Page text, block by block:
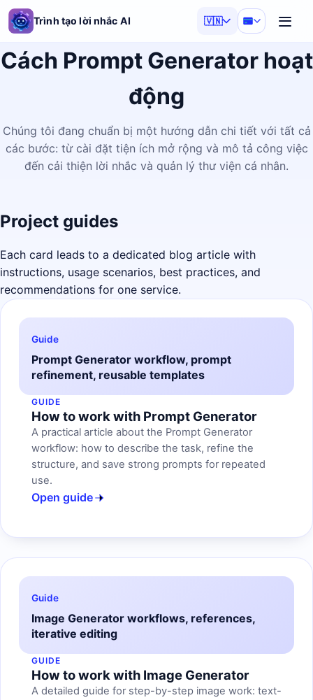
Trình tạo lời nhắc AI 🇻🇳
Cách Prompt Generator hoạt
động
Chúng tôi đang chuẩn bị một hướng dẫn chi tiết với tất cả
các bước: từ cài đặt tiện ích mở rộng và mô tả công việc
đến cải thiện lời nhắc và quản lý thư viện cá nhân.
Project guides
Each card leads to a dedicated blog article with
instructions, usage scenarios, best practices, and
recommendations for one service.
Guide
Prompt Generator workflow, prompt
refinement, reusable templates
GUIDE
How to work with Prompt Generator
A practical article about the Prompt Generator
workflow: how to describe the task, refine the
structure, and save strong prompts for repeated
use.
Open guide
Guide
Image Generator workflows, references,
iterative editing
GUIDE
How to work with Image Generator
A detailed guide for step-by-step image work: text-